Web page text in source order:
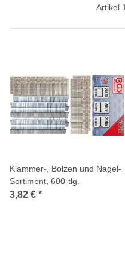
Artikel
Klammer-, Bolzen und Nagel-
Sortiment, 600-tlg.
3,82 € *